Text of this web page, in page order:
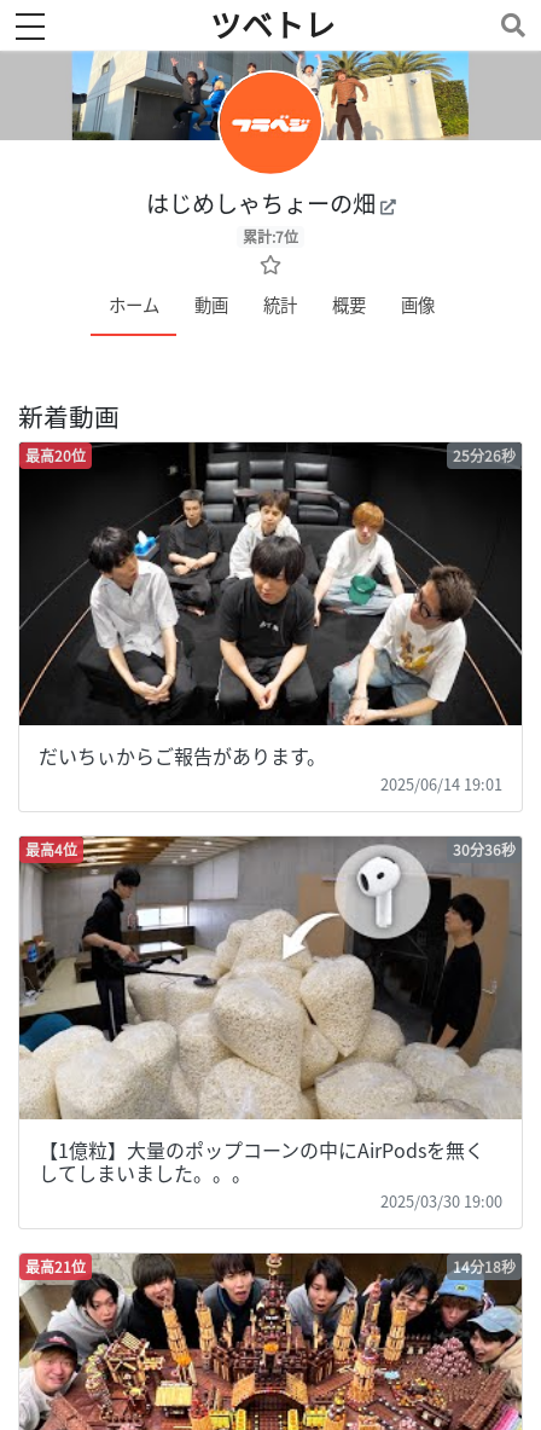
toggle navigation ツベトレ
はじめしゃちょーの畑
累計:7位
ホーム 動画 統計 概要 画像
新着動画
最高20位 25分26秒
だいちぃからご報告があります。
2025/06/14 19:01
最高4位 30分36秒
【1億粒】大量のポップコーンの中にAirPodsを無く
してしまいました。。。
2025/03/30 19:00
最高21位 14分18秒